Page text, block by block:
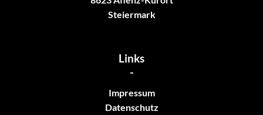
Steiermark
Links
-
Impressum
Datenschutz